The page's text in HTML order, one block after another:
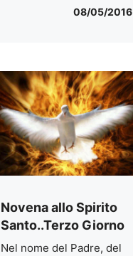
08/05/2016
Novena allo Spirito
Santo..Terzo Giorno
Nel nome del Padre, del